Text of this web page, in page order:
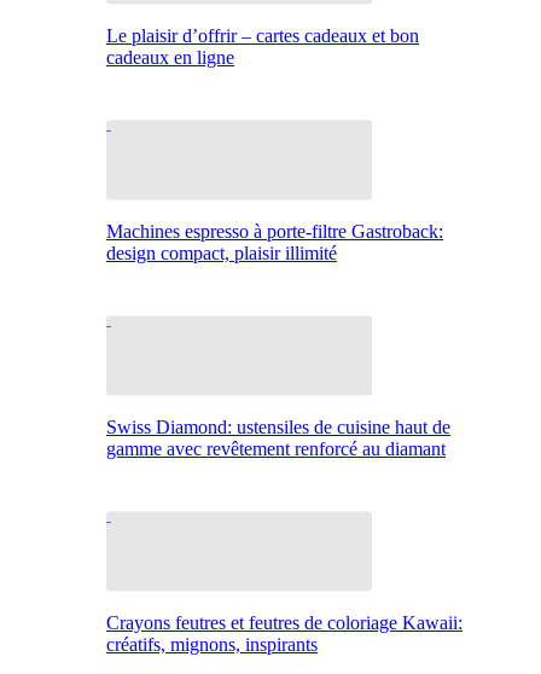
Le plaisir d’offrir – cartes cadeaux et bon
cadeaux en ligne
Machines espresso à porte-filtre Gastroback:
design compact, plaisir illimité
Swiss Diamond: ustensiles de cuisine haut de
gamme avec revêtement renforcé au diamant
Crayons feutres et feutres de coloriage Kawaii:
créatifs, mignons, inspirants